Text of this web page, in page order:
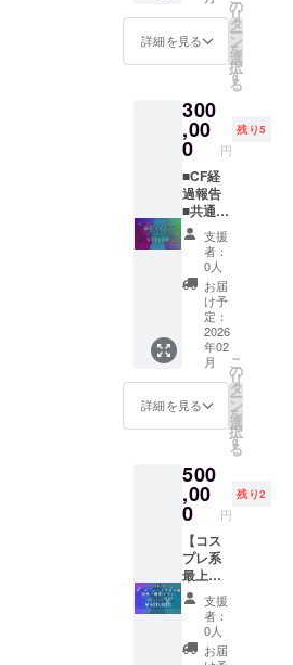
備考欄
にXアカ
ウント
ます。
ウント
を記載
お願い
入の範
囲は、
衣装、
ウィッ
物類
（カラ
コン、
靴など
必要に
なるも
の）、
上限
35000
円（税
込）ま
でとし
ます。
・ぷお
ぷおは
お酒が
飲めま
せん。
・撮影
後、2時
その日
撮影し
た写真
をわい
わい見
ながら
お食事
をいた
しま
す。 ・
アフ
とその
コスプ
レの写
真集
タル版
も含
む）に
お名前
をテキ
ストで
クレ
ジット
させて
いただ
きます
※プラン
購入の
際、必
ず備考
欄に掲
載を希
望され
るお名
前をご
ださい
※ローカ
ライズ
ボイス
メッ
セージ
は指定
された
言語で
の挨拶
を含ん
ださい
※缶バッ
ジの形
状は、
57mm
の丸形
の缶
バッジ
です ※2
次元イ
ラスト
付きボ
イス
メッ
セージ
は1分前
後を予
定して
おり、
制作予
定の
Live2D
モデル
のイラ
セット
でダウ
ンロー
ドURL
をメー
ルにて
送付さ
せてい
ただき
ます ※
アクリ
にて送
付させ
ていた
だきま
名前の
掲載は
初配信
の際に
テキス
トでの
掲載と
なりま
す ※プ
ラン購
入の
際、必
ず備考
欄に掲
載を希
望され
るお名
前をご
記入く
ださい
ジの形
状は、
直径
57mm
の丸形
の缶
バッジ
です ※2
次元イ
ラスト
付きボ
付させ
ていた
だきま
す ※お
掲載は
初配信
の際に
テキス
トでの
掲載と
なりま
す ※プ
ラン購
入の
際、必
ず備考
欄に掲
載を希
望され
るお名
前をご
記入く
ださい
※メール
スに配
信リク
エスト
の専用
フォー
ムを送
らせて
いただ
きます
※配信リ
クエス
大） ★
缶バッ
ジ ★2
次元T
■2次元
イラス
ト付き
ボイス
メッ
セージ
★3次元
アクリ
ルスタ
ンド ■3
次元オ
リジナ
ルコス
プレ動
画 ■写
真集に
クレ
ジット
■テスト
配信ご
打ち上
げ配信
ご招待
★限定
Live2D
デザイ
ンパー
カー
★Live2
D等身大
パネル
詳細を見る
の
リ
タ
ー
ン
を
選
択
す
る
300
,00
0 円
残り5
■CF経
過報告
■共通あ
りがと
うボイ
ス ■サ
イン入
りKV壁
紙 ■初
配信お
名前記
載（特
大） ★
缶バッ
ジ ★2
次元T
■2次元
イラス
ト付き
ボイス
メッ
セージ
★3次元
アクリ
ルスタ
ンド ■3
次元オ
支援
者：
0人
お届
け予
定：
2026
年02
月
詳細を見る
こ
の
リ
タ
ー
ン
を
選
択
す
る
500
,00
0 円
残り2
【コス
プレ系
最上位
プラ
ン！
オー
ダーメ
支援
者：
0人
お届